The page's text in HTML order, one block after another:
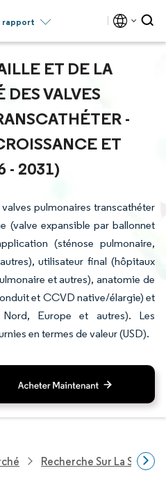
rapport
ET DE LA
DES VALVES
-
ET
- 2031)
pulmonaires transcathéter
(valve expansible par ballonnet
(sténose pulmonaire,
utilisateur final (hôpitaux
et autres), anatomie de
et CCVD native/élargie) et
Europe et autres). Les
en termes de valeur (USD).
Recherche Sur La Santé